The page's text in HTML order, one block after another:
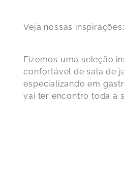
Veja nossas inspirações:
Fizemos uma seleção
confortável de sala de
especializando em
vai ter encontro toda a